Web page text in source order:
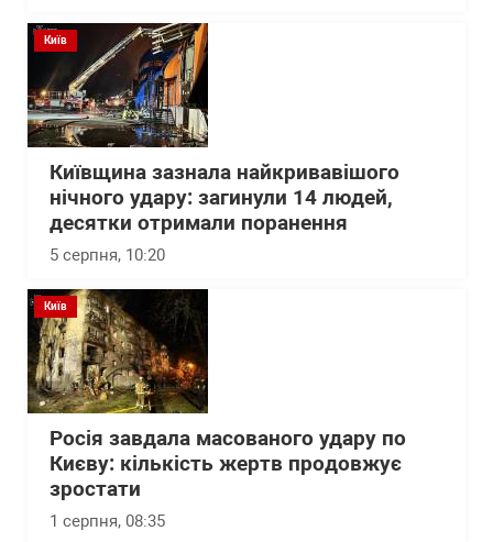
Київ
Київщина зазнала найкривавішого
нічного удару: загинули 14 людей,
десятки отримали поранення
5 серпня, 10:20
Київ
Росія завдала масованого удару по
Києву: кількість жертв продовжує
зростати
1 серпня, 08:35